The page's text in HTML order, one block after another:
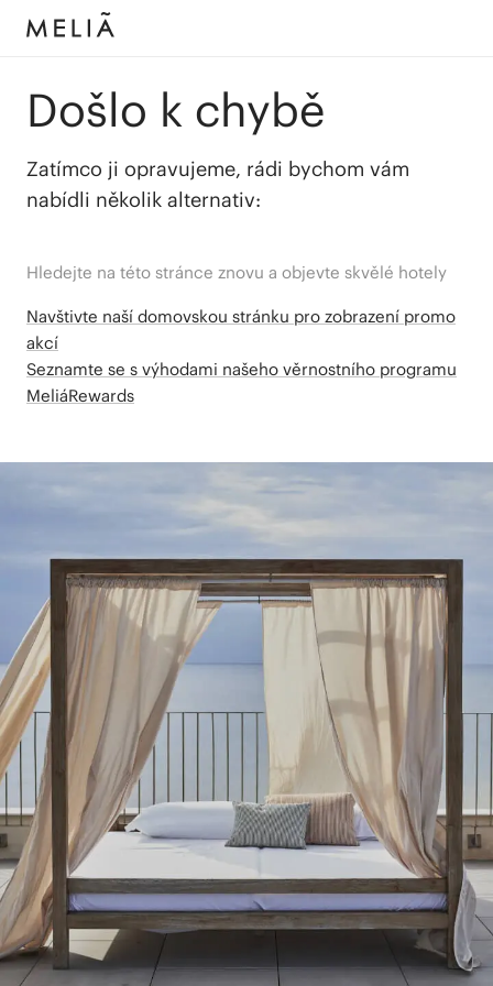
Došlo k chybě
Zatímco ji opravujeme, rádi bychom vám
nabídli několik alternativ:
Hledejte na této stránce znovu a objevte skvělé hotely
Navštivte naší domovskou stránku pro zobrazení promo
akcí
Seznamte se s výhodami našeho věrnostního programu
MeliáRewards